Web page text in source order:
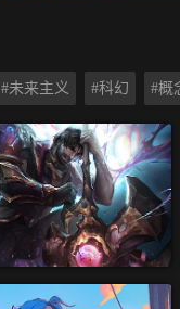
#未来主义 #科幻 #概